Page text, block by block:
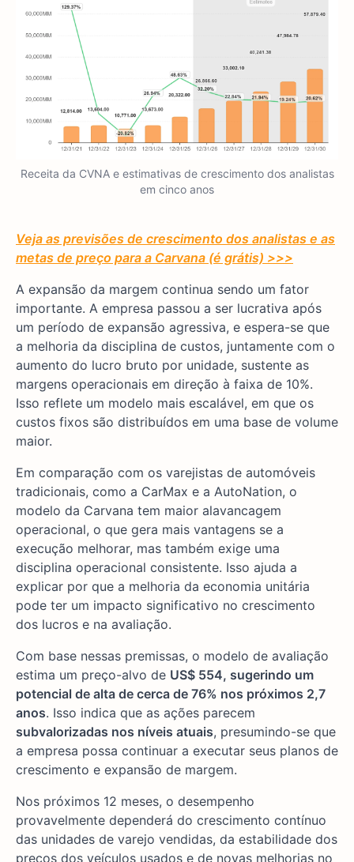
Receita da CVNA e estimativas de crescimento dos analistas
em cinco anos
Veja as previsões de crescimento dos analistas e as
metas de preço para a Carvana (é grátis) >>>
A expansão da margem continua sendo um fator
importante. A empresa passou a ser lucrativa após
um período de expansão agressiva, e espera-se que
a melhoria da disciplina de custos, juntamente com o
aumento do lucro bruto por unidade, sustente as
margens operacionais em direção à faixa de 10%.
Isso reflete um modelo mais escalável, em que os
custos fixos são distribuídos em uma base de volume
maior.
Em comparação com os varejistas de automóveis
tradicionais, como a CarMax e a AutoNation, o
modelo da Carvana tem maior alavancagem
operacional, o que gera mais vantagens se a
execução melhorar, mas também exige uma
disciplina operacional consistente. Isso ajuda a
explicar por que a melhoria da economia unitária
pode ter um impacto significativo no crescimento
dos lucros e na avaliação.
Com base nessas premissas, o modelo de avaliação
estima um preço-alvo de US$ 554, sugerindo um
potencial de alta de cerca de 76% nos próximos 2,7
anos. Isso indica que as ações parecem
subvalorizadas nos níveis atuais, presumindo-se que
a empresa possa continuar a executar seus planos de
crescimento e expansão de margem.
Nos próximos 12 meses, o desempenho
provavelmente dependerá do crescimento contínuo
das unidades de varejo vendidas, da estabilidade dos
preços dos veículos usados e de novas melhorias no